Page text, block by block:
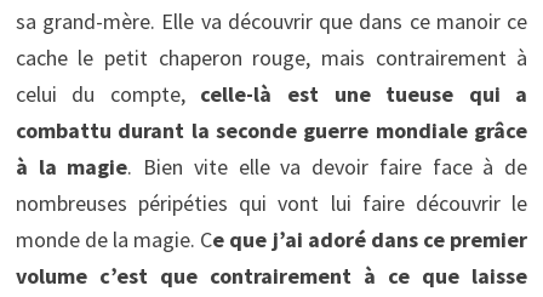
sa grand-mère. Elle va découvrir que dans ce manoir ce
cache le petit chaperon rouge, mais contrairement à
celui du compte, celle-là est une tueuse qui a
combattu durant la seconde guerre mondiale grâce
à la magie. Bien vite elle va devoir faire face à de
nombreuses péripéties qui vont lui faire découvrir le
monde de la magie. Ce que j’ai adoré dans ce premier
volume c’est que contrairement à ce que laisse